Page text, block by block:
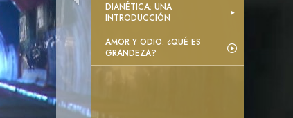
DIANÉTICA: UNA
INTRODUCCIÓN
AMOR Y ODIO: ¿QUÉ ES
GRANDEZA?